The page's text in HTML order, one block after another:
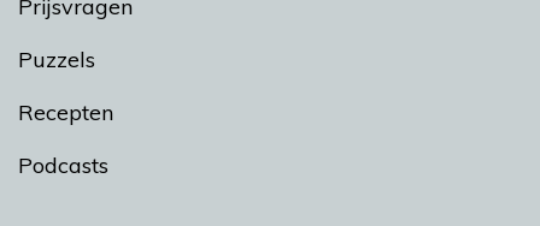
Prijsvragen
Puzzels
Recepten
Podcasts